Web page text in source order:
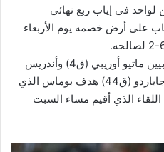
لواحد في إياب ربع نهائي
على أرض خصمه يوم الأربعاء
حملت ثنائية أمريكا توقيع الكولومبيين ماتيو أوريبي (ق4) وأندريس
إيبارجوين (ق80)، وأحرز خيسوي جاياردو (ق44) هدف بوماس الذي
الذي أقيم مساء السبت